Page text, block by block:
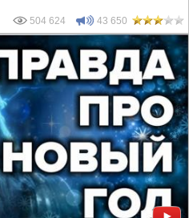
504 624 43 650